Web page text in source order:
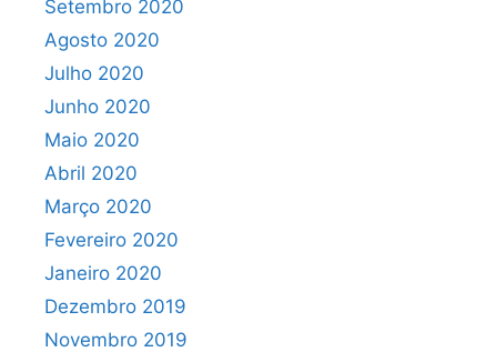
Setembro 2020
Agosto 2020
Julho 2020
Junho 2020
Maio 2020
Abril 2020
Março 2020
Fevereiro 2020
Janeiro 2020
Dezembro 2019
Novembro 2019